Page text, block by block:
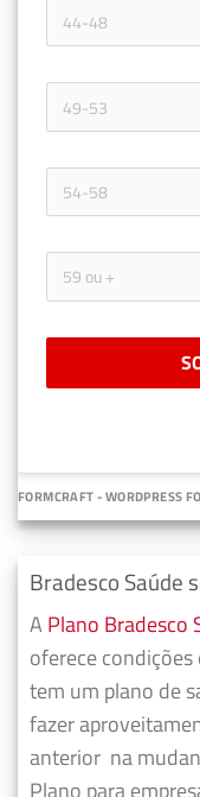
FORMCRAFT - WORDPRESS
Bradesco Saúde
A Plano Bradesco
oferece condições
tem um plano de
fazer
anterior na
Plano para